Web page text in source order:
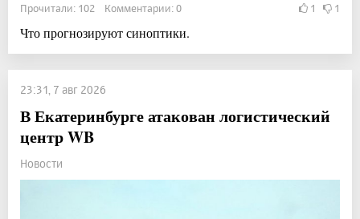
Прочитали: 102 Комментарии: 0 1 1
Что прогнозируют синоптики.
23:31, 7 авг 2026
В Екатеринбурге атакован логистический
центр WB
Новости